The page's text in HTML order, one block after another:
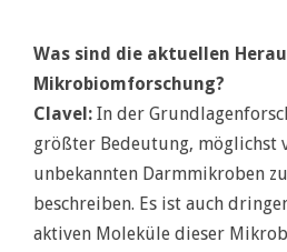
Was sind die aktuellen
Mikrobiomforschung?
Clavel: In der
größter Bedeutung, möglichst
unbekannten Darmmikroben
beschreiben. Es ist auch
aktiven Moleküle dieser